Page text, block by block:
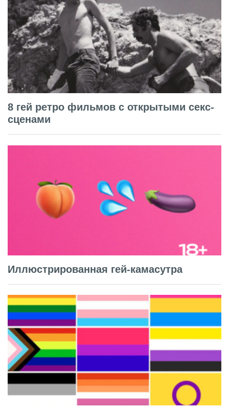
8 гей ретро фильмов с открытыми секс-
сценами
Иллюстрированная гей-камасутра